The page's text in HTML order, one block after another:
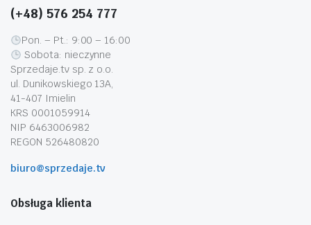
(+48) 576 254 777
Pon. – Pt.: 9:00 – 16:00
Sobota: nieczynne
Sprzedaje.tv sp. z o.o.
ul. Dunikowskiego 13A,
41-407 Imielin
KRS 0001059914
NIP 6463006982
REGON 526480820
biuro@sprzedaje.tv
Obsługa klienta